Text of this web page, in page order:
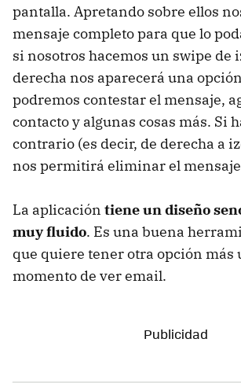
pantalla. Apretando sobre ellos
mensaje completo para que lo
si nosotros hacemos un swipe de
derecha nos aparecerá una
podremos contestar el mensaje,
contacto y algunas cosas más. Si
contrario (es decir, de derecha a
nos permitirá eliminar el
La aplicación tiene un diseño
muy fluido. Es una buena
que quiere tener otra opción más
momento de ver email.